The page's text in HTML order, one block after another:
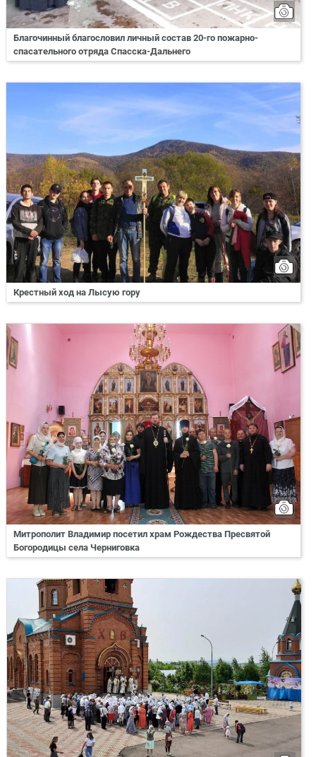
Благочинный благословил личный состав 20-го пожарно-
спасательного отряда Спасска-Дальнего
Крестный ход на Лысую гору
Митрополит Владимир посетил храм Рождества Пресвятой
Богородицы села Черниговка